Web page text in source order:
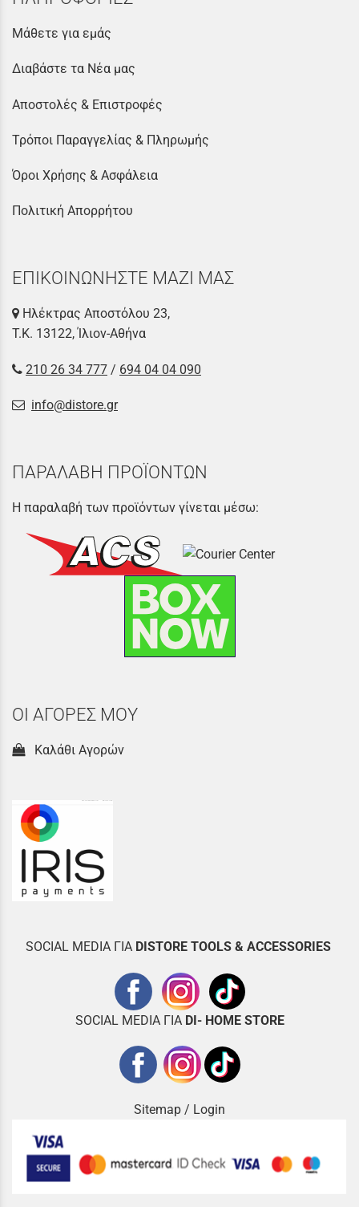
Μάθετε για εμάς
Διαβάστε τα Νέα μας
Αποστολές & Επιστροφές
Τρόποι Παραγγελίας & Πληρωμής
Όροι Χρήσης & Ασφάλεια
Πολιτική Απορρήτου
ΕΠΙΚΟΙΝΩΝΗΣΤΕ ΜΑΖΙ ΜΑΣ
Ηλέκτρας Αποστόλου 23,
Τ.Κ. 13122, Ίλιον-Αθήνα
210 26 34 777 / 694 04 04 090
info@distore.gr
ΠΑΡΑΛΑΒΗ ΠΡΟΪΟΝΤΩΝ
Η παραλαβή των προϊόντων γίνεται μέσω:
ΟΙ ΑΓΟΡΕΣ ΜΟΥ
Καλάθι Αγορών
SOCIAL MEDIA ΓΙΑ DISTORE TOOLS & ACCESSORIES
SOCIAL MEDIA ΓΙΑ DI- HOME STORE
Sitemap / Login